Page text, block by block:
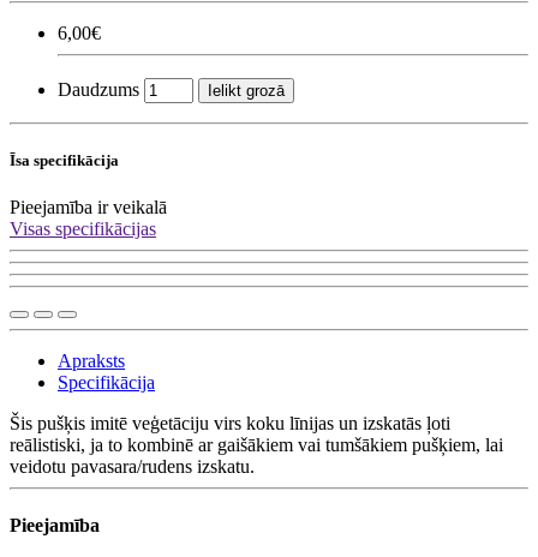
6,00€
Daudzums Ielikt grozā
Īsa specifikācija
Pieejamība ir veikalā
Visas specifikācijas
Apraksts
Specifikācija
Šis pušķis imitē veģetāciju virs koku līnijas un izskatās ļoti
reālistiski, ja to kombinē ar gaišākiem vai tumšākiem pušķiem, lai
veidotu pavasara/rudens izskatu.
Pieejamība